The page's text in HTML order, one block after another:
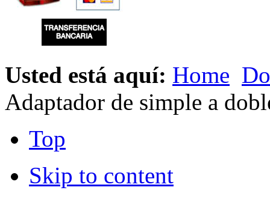
Usted está aquí: Home
Adaptador de simple a
Top
Skip to content